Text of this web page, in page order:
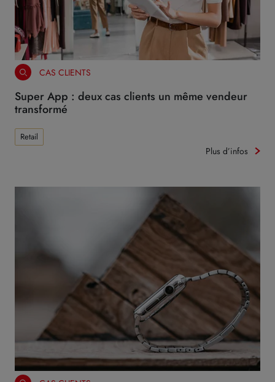
CAS CLIENTS
Super App : deux cas clients un même vendeur
transformé
Retail
Plus d’infos